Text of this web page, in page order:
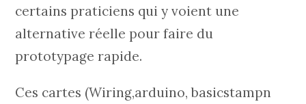
certains praticiens qui y voient une
alternative réelle pour faire du
prototypage rapide.
Ces cartes (Wiring,arduino, basicstampn